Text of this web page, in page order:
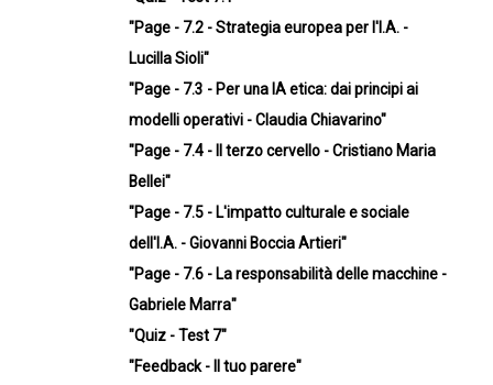
"Page - 7.2 - Strategia europea per l'I.A. -
Lucilla Sioli"
"Page - 7.3 - Per una IA etica: dai principi ai
modelli operativi - Claudia Chiavarino"
"Page - 7.4 - Il terzo cervello - Cristiano Maria
Bellei"
"Page - 7.5 - L'impatto culturale e sociale
dell'I.A. - Giovanni Boccia Artieri"
"Page - 7.6 - La responsabilità delle macchine -
Gabriele Marra"
"Quiz - Test 7"
"Feedback - Il tuo parere"